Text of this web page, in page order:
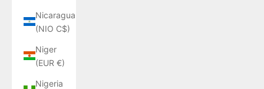
Nicaragua
(NIO C$)
Niger
(EUR €)
Nigeria